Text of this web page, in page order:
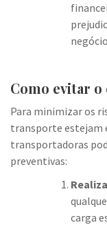
Como evitar o
Para minimizar os
transporte estejam
transportadoras
preventivas:
carga